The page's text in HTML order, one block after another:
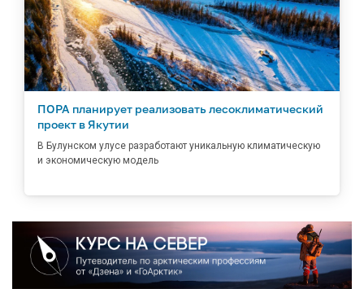
ПОРА планирует реализовать лесоклиматический
проект в Якутии
В Булунском улусе разработают уникальную климатическую
и экономическую модель